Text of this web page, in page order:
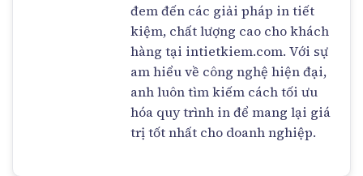
đem đến các giải pháp in tiết
kiệm, chất lượng cao cho khách
hàng tại intietkiem.com. Với sự
am hiểu về công nghệ hiện đại,
anh luôn tìm kiếm cách tối ưu
hóa quy trình in để mang lại giá
trị tốt nhất cho doanh nghiệp.